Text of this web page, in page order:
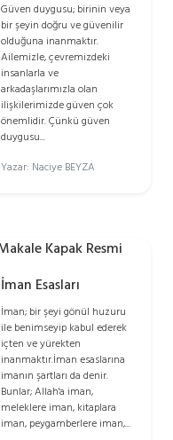
Güven duygusu; birinin veya
bir şeyin doğru ve güvenilir
olduğuna inanmaktır.
Ailemizle, çevremizdeki
insanlarla ve
arkadaşlarımızla olan
ilişkilerimizde güven çok
önemlidir. Çünkü güven
duygusu...
Yazar: Naciye BEYZA
İman Esasları
İman; bir şeyi gönül huzuru
ile benimseyip kabul ederek
içten ve yürekten
inanmaktır.İman esaslarına
imanın şartları da denir.
Bunlar; Allah'a iman,
meleklere iman, kitaplara
iman, peygamberlere iman,...